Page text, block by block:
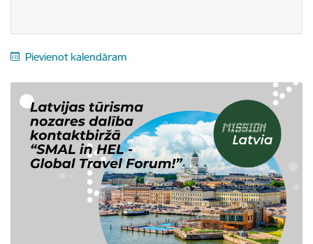
Pievienot kalendāram